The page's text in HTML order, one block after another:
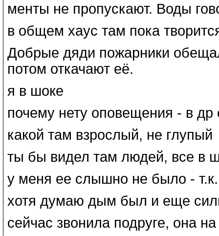
менты не пропускают. Воды
в общем хаус там пока
Добрые дяди пожарники
потом откачают её.
я в шоке
почему нету оповещения - в др
какой там взрослый, не глупый
ты бы видел там людей, все в
у меня ее слышно не было -
хотя думаю дым был и еще
сейчас звонила подруге, она